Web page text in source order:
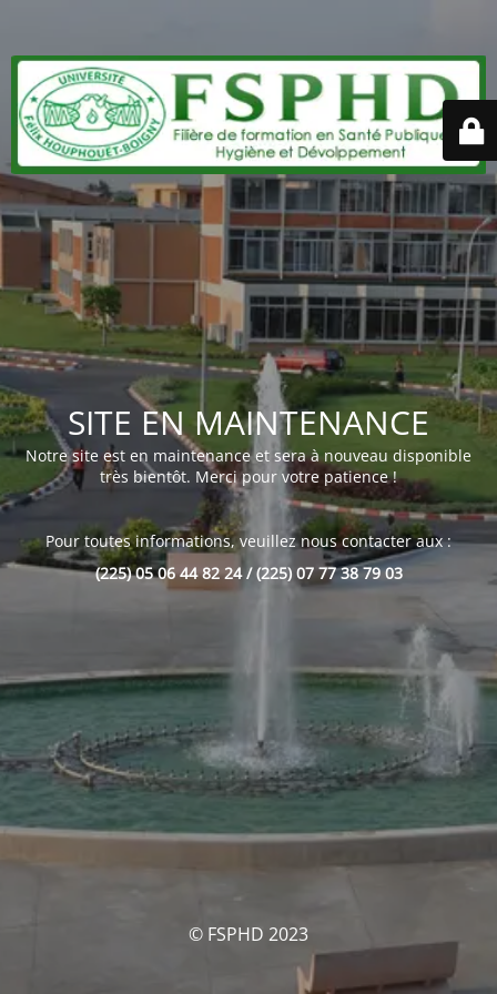
SITE EN MAINTENANCE
Notre site est en maintenance et sera à nouveau disponible
très bientôt. Merci pour votre patience !
Pour toutes informations, veuillez nous contacter aux :
(225) 05 06 44 82 24 / (225) 07 77 38 79 03
© FSPHD 2023